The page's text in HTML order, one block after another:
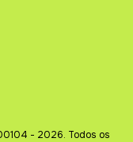
- 2026. Todos os